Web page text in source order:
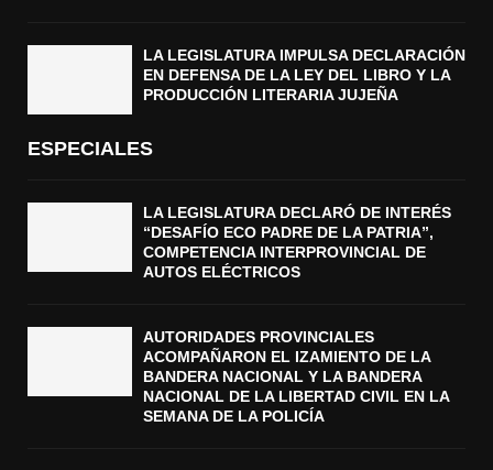
LA LEGISLATURA IMPULSA DECLARACIÓN
EN DEFENSA DE LA LEY DEL LIBRO Y LA
PRODUCCIÓN LITERARIA JUJEÑA
ESPECIALES
LA LEGISLATURA DECLARÓ DE INTERÉS
“DESAFÍO ECO PADRE DE LA PATRIA”,
COMPETENCIA INTERPROVINCIAL DE
AUTOS ELÉCTRICOS
AUTORIDADES PROVINCIALES
ACOMPAÑARON EL IZAMIENTO DE LA
BANDERA NACIONAL Y LA BANDERA
NACIONAL DE LA LIBERTAD CIVIL EN LA
SEMANA DE LA POLICÍA